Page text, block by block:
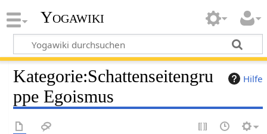
Yogawiki
Hilfe
Kategorie:Schattenseitengru
ppe Egoismus